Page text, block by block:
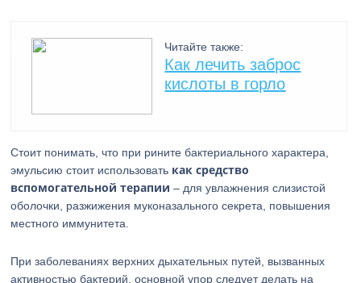
Читайте также:
Как лечить заброс
кислоты в горло
Стоит понимать, что при рините бактериального характера,
эмульсию стоит использовать как средство
вспомогательной терапии – для увлажнения слизистой
оболочки, разжижения муконазального секрета, повышения
местного иммунитета.
При заболеваниях верхних дыхательных путей, вызванных
активностью бактерий, основной упор следует делать на